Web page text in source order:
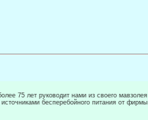
75 лет руководит нами из своего мавзолея
бесперебойного питания от фирмы